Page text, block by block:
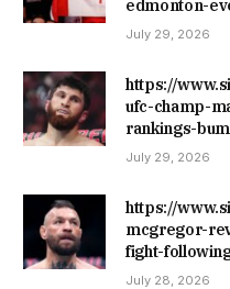
edmonton-
July 29, 2026
https://
ufc-champ-
rankings-
July 29, 2026
https://
mcgregor-
fight-
July 28, 2026